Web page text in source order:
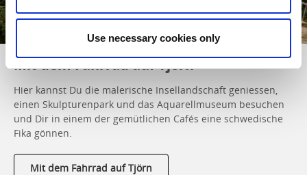
Use necessary cookies only
Mit dem Fahrrad auf Tjörn
Hier kannst Du die malerische Insellandschaft geniessen,
einen Skulpturenpark und das Aquarellmuseum besuchen
und Dir in einem der gemütlichen Cafés eine schwedische
Fika gönnen.
Mit dem Fahrrad auf Tjörn